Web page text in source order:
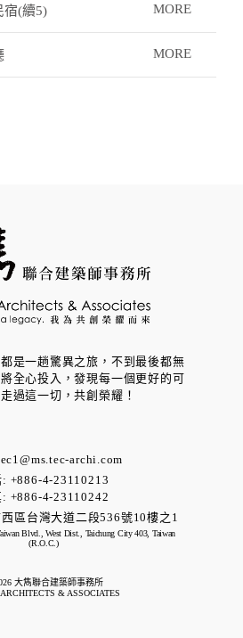
宿(續5) MORE
MORE
是一趟驚異之旅，不到最後都無
全心投入，發現每一個更好的可
過這一切，共創榮耀！
大雋聯合建築師事務所
& ASSOCIATES
archi.com
: +886-4-23110213
: +886-4-23110242
區台灣大道二段536號10樓之1
Blvd., West Dist., Taichung City 403, Taiwan
(R.O.C.)